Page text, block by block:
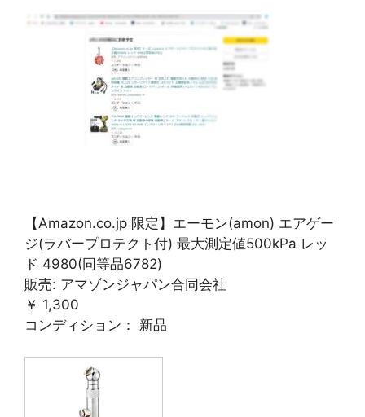
【Amazon.co.jp 限定】エーモン(amon) エアゲー
ジ(ラバープロテクト付) 最大測定値500kPa レッ
ド 4980(同等品6782)
販売: アマゾンジャパン合同会社
￥ 1,300
コンディション： 新品